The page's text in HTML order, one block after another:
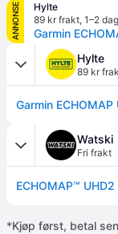
ANNONSE
Hylte
89 kr frakt, 1–2
Hylte
89 kr
Watski
Fri frakt
*Kjøp først, betal